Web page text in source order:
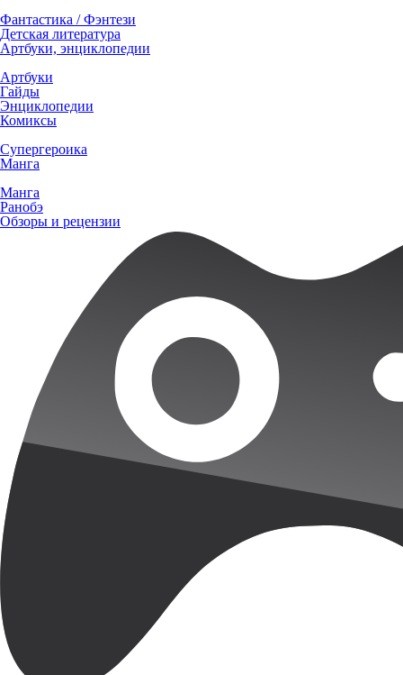
Фантастика / Фэнтези
Детская литература
Артбуки, энциклопедии
Артбуки
Гайды
Энциклопедии
Комиксы
Супергероика
Манга
Манга
Ранобэ
Обзоры и рецензии